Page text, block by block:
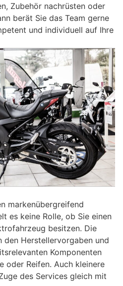
Zubehör nachrüsten oder
berät Sie das Team gerne
und individuell auf Ihre
markenübergreifend
es keine Rolle, ob Sie einen
besitzen. Die
den Herstellervorgaben und
Komponenten
oder Reifen. Auch kleinere
des Services gleich mit